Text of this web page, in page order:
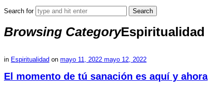
Search for
Browsing CategoryEspiritualidad
in Espiritualidad on mayo 11, 2022 mayo 12, 2022
El momento de tú sanación es aquí y ahora